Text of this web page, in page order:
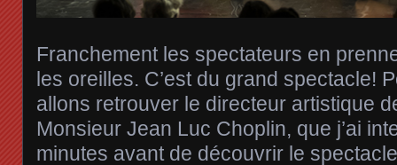
Franchement les spectateurs en
les oreilles. C’est du grand spectacle!
allons retrouver le directeur artistique
Monsieur Jean Luc Choplin, que j’ai
minutes avant de découvrir le